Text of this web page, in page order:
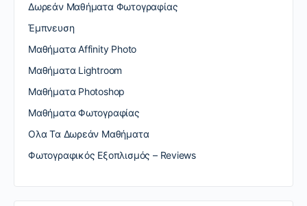
Δωρεάν Μαθήματα Φωτογραφίας
Έμπνευση
Μαθήματα Affinity Photo
Μαθήματα Lightroom
Μαθήματα Photoshop
Μαθήματα Φωτογραφίας
Ολα Τα Δωρεάν Μαθήματα
Φωτογραφικός Εξοπλισμός – Reviews